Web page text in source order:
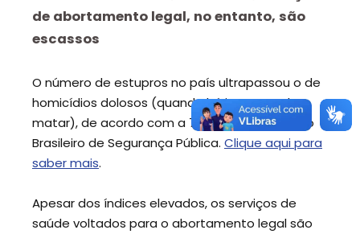
de abortamento legal, no entanto, são
escassos
O número de estupros no país ultrapassou o de
homicídios dolosos (quando há intenção de
matar), de acordo com a 7ª edição do Anuário
Brasileiro de Segurança Pública. Clique aqui para
saber mais.
Apesar dos índices elevados, os serviços de
saúde voltados para o abortamento legal são